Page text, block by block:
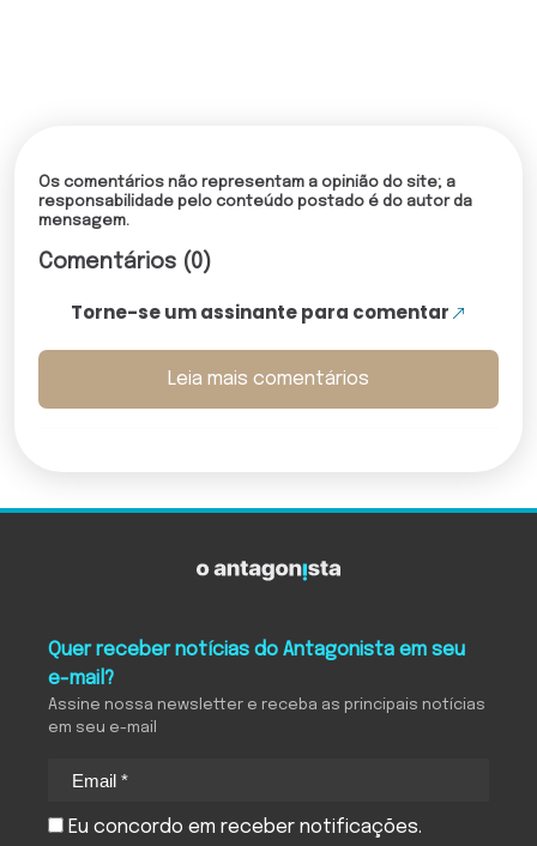
Os comentários não representam a opinião do site; a
responsabilidade pelo conteúdo postado é do autor da
mensagem.
Comentários (0)
Torne-se um assinante para comentar
Leia mais comentários
Quer receber notícias do Antagonista em seu
e-mail?
Assine nossa newsletter e receba as principais notícias
em seu e-mail
Eu concordo em receber notificações.